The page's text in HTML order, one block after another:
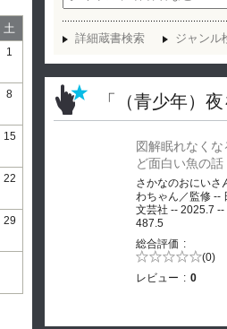
土
1
8
15
22
29
詳細蔵書検索 ジャンル
「（青少年）
図解眠れなくな
ど面白い魚の話
さかなのおにいさ
わちゃん／監修 --
文芸社 -- 2025.7 --
487.5
総合評価
5段階評価の (0)
レビュー
0